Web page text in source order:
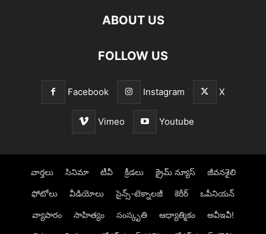
ABOUT US
FOLLOW US
Facebook Instagram X
Vimeo Youtube
వార్తలు సినిమా టీవీ క్రీడలు క్రైమ్ న్యూస్‌ జీవనశైలి
ఫోటోలు వీడియోలు సైన్స్‌-టెక్నాలజీ కెరీర్‌ ఒపీనియన్‌
వ్యాపారం సాహిత్యం సంస్కృతి ఆధ్యాత్మికం అవీఇవీ!